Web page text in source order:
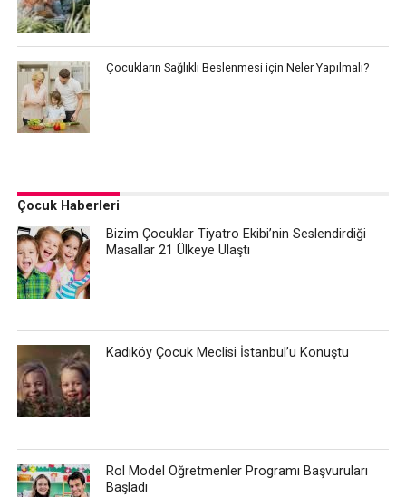
Çocukların Sağlıklı Beslenmesi için Neler Yapılmalı?
Çocuk Haberleri
Bizim Çocuklar Tiyatro Ekibi’nin Seslendirdiği
Masallar 21 Ülkeye Ulaştı
Kadıköy Çocuk Meclisi İstanbul’u Konuştu
Rol Model Öğretmenler Programı Başvuruları
Başladı